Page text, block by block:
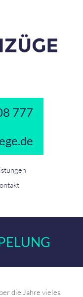
777
die Jahre vieles